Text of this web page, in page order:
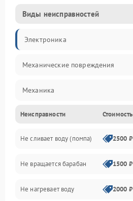
Виды неисправностей
Электроника
Механические повреждения
Механика
Электропитание
Водоснабжение
Слив
Программное обеспечение
Неисправности Стоимость
Не сливает воду (помпа) 2500 ₽
Не вращается барабан 1500 ₽
Не нагревает воду 2000 ₽